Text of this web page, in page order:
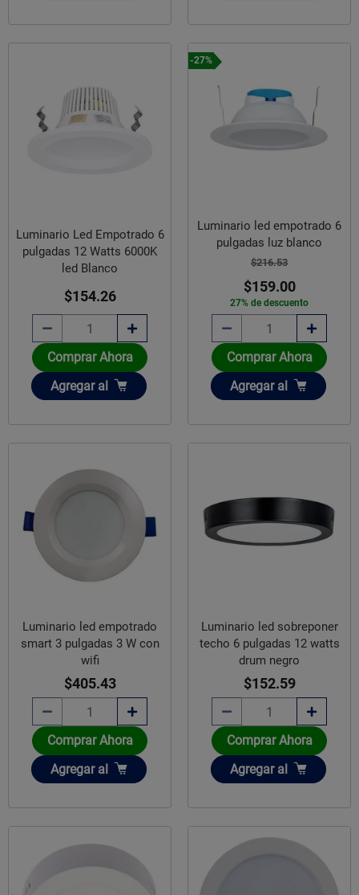
Luminario Led Empotrado 6
pulgadas 12 Watts 6000K
led Blanco
$154.26
Comprar Ahora
Añadir
Agregar al
-27%
Luminario led empotrado 6
pulgadas luz blanco
$216.53
$159.00
27% de descuento
Comprar Ahora
Añadir
Agregar al
Luminario led empotrado
smart 3 pulgadas 3 W con
wifi
$405.43
Comprar Ahora
Añadir
Agregar al
Luminario led sobreponer
techo 6 pulgadas 12 watts
drum negro
$152.59
Comprar Ahora
Añadir
Agregar al